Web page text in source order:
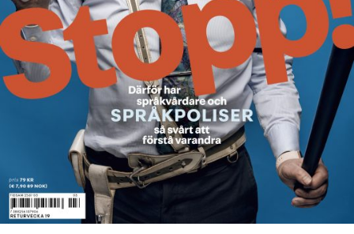
Press